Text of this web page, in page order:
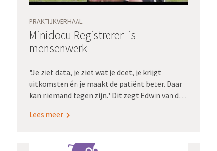
PRAKTIJKVERHAAL
Minidocu Registreren is
mensenwerk
"Je ziet data, je ziet wat je doet, je krijgt
uitkomsten én je maakt de patiënt beter. Daar
kan niemand tegen zijn." Dit zegt Edwin van der
BovenIJ Ziekenhuis in deze video over het
Lees meer